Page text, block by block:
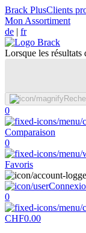
Brack PlusClients
Mon Assortiment
de | fr
Lorsque les résultats
0
Comparaison
0
Favoris
0
CHF0.00